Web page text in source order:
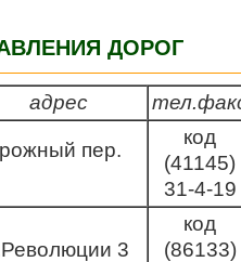
ДОРОГ
адрес
пер.
код
(41145)
31-4-19
3
код
(86133)